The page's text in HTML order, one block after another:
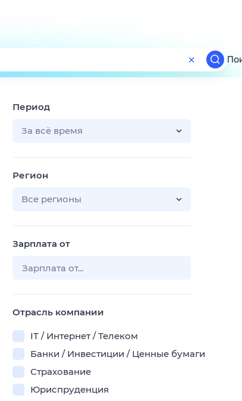
Поиск
ТВ-программа
Период
За всё время
Регион
Все регионы
Зарплата от
Отрасль компании
IT / Интернет / Телеком
Банки / Инвестиции / Ценные бумаги
Страхование
Юриспруденция